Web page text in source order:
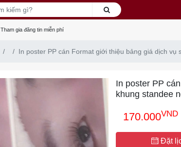
Tham gia đăng tin miễn phí
In poster PP cán Format giới thiệu bảng giá dịch
In poster PP
khung standee
170.000VND
Đặt